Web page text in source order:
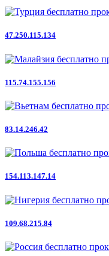
47.250.115.134
115.74.155.156
83.14.246.42
154.113.147.14
109.68.215.84